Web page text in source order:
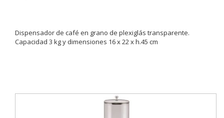
Dispensador de café en grano de plexiglás transparente.
Capacidad 3 kg y dimensiones 16 x 22 x h.45 cm